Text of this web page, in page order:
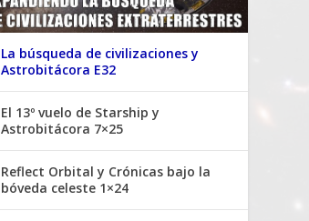
La búsqueda de civilizaciones y
Astrobitácora E32
El 13º vuelo de Starship y
Astrobitácora 7×25
Reflect Orbital y Crónicas bajo la
bóveda celeste 1×24